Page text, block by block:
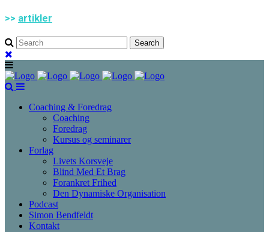
>> artikler
Coaching & Foredrag
Coaching
Foredrag
Kursus og seminarer
Forlag
Livets Korsveje
Blind Med Et Brag
Forankret Frihed
Den Dynamiske Organisation
Podcast
Simon Bendfeldt
Kontakt